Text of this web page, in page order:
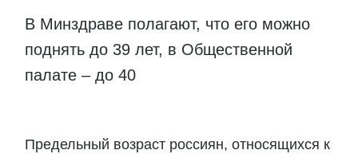
В Минздраве полагают, что его можно
поднять до 39 лет, в Общественной
палате – до 40
Предельный возраст россиян, относящихся к